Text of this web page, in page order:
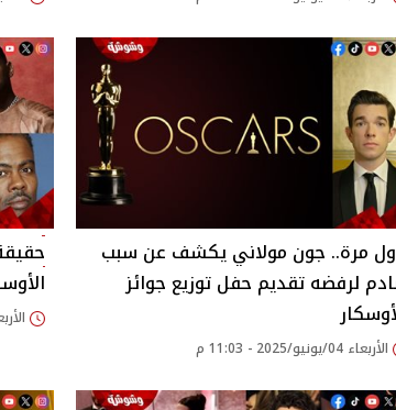
مرة.. جون مولاني يكشف عن سبب
لرفضه تقديم حفل توزيع جوائز
الأربعاء 04/يونيو/2025 - 11:03 م
الأربعاء 05/